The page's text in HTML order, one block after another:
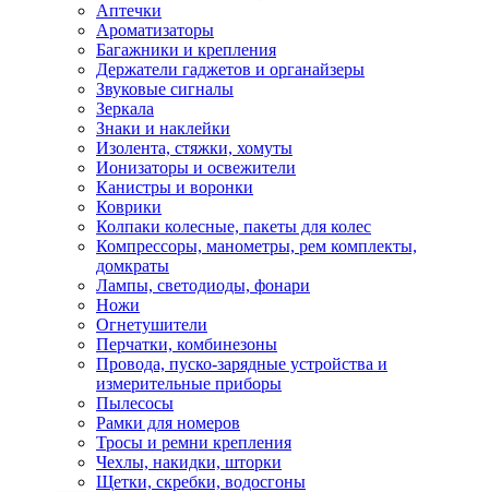
Аптечки
Ароматизаторы
Багажники и крепления
Держатели гаджетов и органайзеры
Звуковые сигналы
Зеркала
Знаки и наклейки
Изолента, стяжки, хомуты
Ионизаторы и освежители
Канистры и воронки
Коврики
Колпаки колесные, пакеты для колес
Компрессоры, манометры, рем комплекты,
домкраты
Лампы, светодиоды, фонари
Ножи
Огнетушители
Перчатки, комбинезоны
Провода, пуско-зарядные устройства и
измерительные приборы
Пылесосы
Рамки для номеров
Тросы и ремни крепления
Чехлы, накидки, шторки
Щетки, скребки, водосгоны